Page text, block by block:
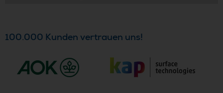
100.000 Kunden vertrauen uns!